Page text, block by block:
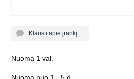
Klausti apie įrankį
Nuoma 1 val.
Nuoma nuo 1 - 5 d.